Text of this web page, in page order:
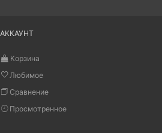
АККАУНТ
Корзина
Любимое
Сравнение
Просмотренное